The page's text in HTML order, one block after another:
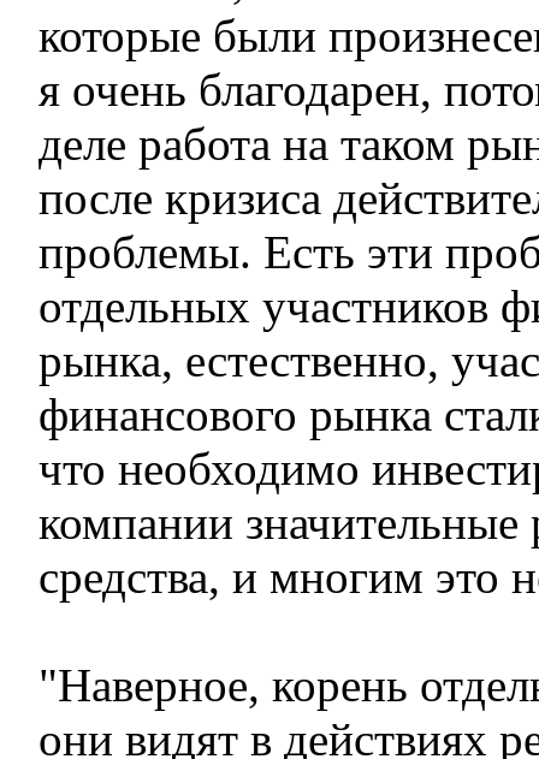
которые были
я очень благодарен,
деле работа на таком
после кризиса
проблемы. Есть эти
отдельных участников
рынка, естественно,
финансового рынка
что необходимо
компании значительные
средства, и многим это
"Наверное, корень
они видят в действиях